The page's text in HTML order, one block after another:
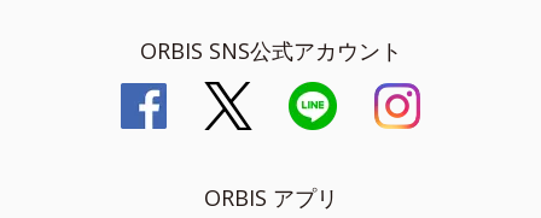
ORBIS SNS公式アカウント
ORBIS アプリ